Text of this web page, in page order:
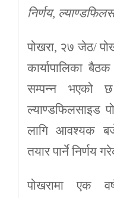
निर्णय,
पोखरा, २७ जेठ/
कार्यापालिका बैठक
सम्पन्न भएको
ल्याण्डफिलसाइड
लागि आवश्यक
तयार पार्ने निर्णय
पोखरामा एक